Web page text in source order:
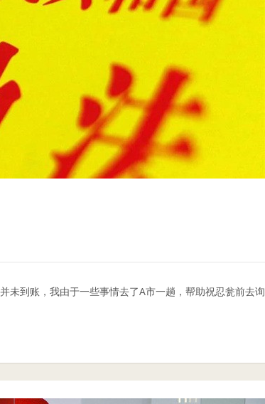
未到账，我由于一些事情去了A市一趟，帮助祝忍瓮前去询